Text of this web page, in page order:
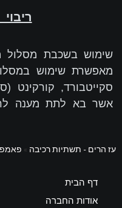
שימוש בשכבת מסלול
מאפשרת שימוש
סקייטבורד, קורקינט
אשר בא לתת מענה
עז הרים - תשתיות רכיבה »
דף הבית
אודות החברה